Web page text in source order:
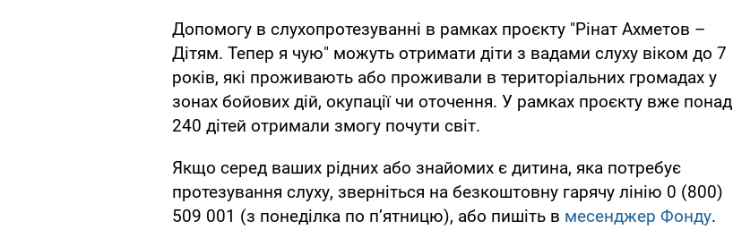
Допомогу в слухопротезуванні в рамках проєкту "Рінат Ахметов –
Дітям. Тепер я чую" можуть отримати діти з вадами слуху віком до 7
років, які проживають або проживали в територіальних громадах у
зонах бойових дій, окупації чи оточення. У рамках проєкту вже понад
240 дітей отримали змогу почути світ.
Якщо серед ваших рідних або знайомих є дитина, яка потребує
протезування слуху, зверніться на безкоштовну гарячу лінію 0 (800)
509 001 (з понеділка по п’ятницю), або пишіть в месенджер Фонду.